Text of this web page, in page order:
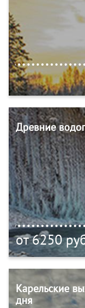
Древние
от 6250
Карельские
дня